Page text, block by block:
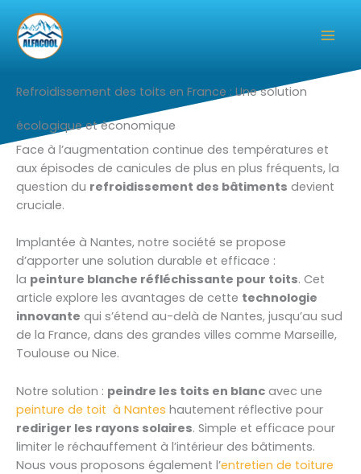
contenu
Refroidissement des toits en France : Une solution
écologique et économique
Face à l’augmentation continue des températures et
aux épisodes de canicules de plus en plus fréquents, la
question du refroidissement des bâtiments devient
cruciale.
Implantée à Nantes, notre société se propose
d’apporter une solution durable et efficace :
la peinture blanche réfléchissante pour toits. Cet
article explore les avantages de cette technologie
innovante qui s’étend au-delà de Nantes, jusqu’au sud
de la France, dans des grandes villes comme Marseille,
Toulouse ou Nice.
Notre solution : peindre les toits en blanc avec une
peinture de toit à Nantes hautement réflective pour
rediriger les rayons solaires. Simple et efficace pour
limiter le réchauffement à l’intérieur des bâtiments.
Nous vous proposons également l’entretien de toiture